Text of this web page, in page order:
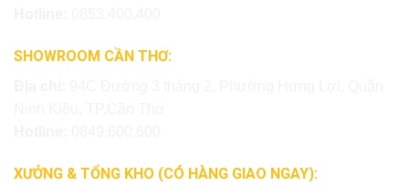
SHOWROOM CẦN THƠ:
XƯỞNG & TỔNG KHO (CÓ HÀNG GIAO NGAY):